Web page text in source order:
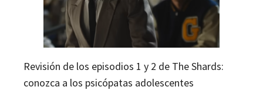
Revisión de los episodios 1 y 2 de The Shards:
conozca a los psicópatas adolescentes